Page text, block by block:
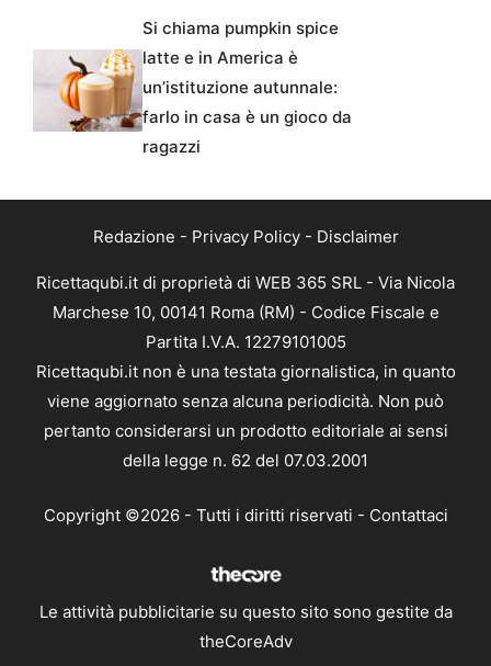
Si chiama pumpkin spice
latte e in America è
un’istituzione autunnale:
farlo in casa è un gioco da
ragazzi
Redazione - Privacy Policy- Disclaimer
Ricettaqubi.it di proprietà di WEB 365 SRL - Via Nicola
Marchese 10, 00141 Roma (RM) - Codice Fiscale e
Partita I.V.A. 12279101005
Ricettaqubi.it non è una testata giornalistica, in quanto
viene aggiornato senza alcuna periodicità. Non può
pertanto considerarsi un prodotto editoriale ai sensi
della legge n. 62 del 07.03.2001
Copyright ©2026 - Tutti i diritti riservati - Contattaci
Le attività pubblicitarie su questo sito sono gestite da
theCoreAdv